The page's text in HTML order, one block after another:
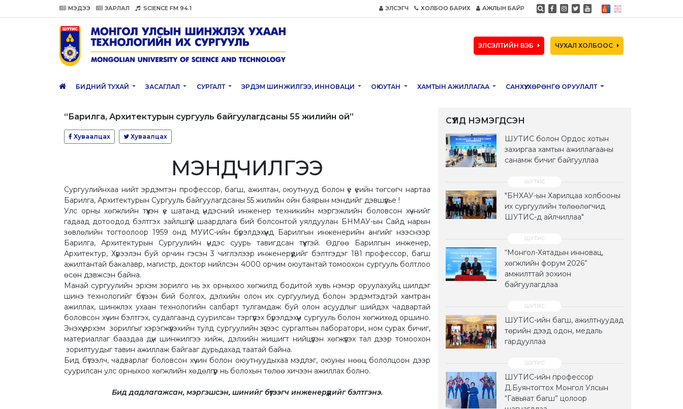
МЭДЭЭ ЗАРЛАЛ SCIENCE FM 94.1 ЭЛСЭГЧ ХОЛБОО БАРИХ АЖЛЫН БАЙР
ЭЛСЭЛТИЙН ВЭБ ЧУХАЛ ХОЛБООС
БИДНИЙ ТУХАЙ ЗАСАГЛАЛ СУРГАЛТ ЭРДЭМ ШИНЖИЛГЭЭ, ИННОВАЦИ ОЮУТАН ХАМТЫН АЖИЛЛАГАА САНХҮҮ, ХӨРӨНГӨ ОРУУЛАЛТ
“Барилга, Архитектурын сургууль байгуулагдсаны 55 жилийн ой”
Хуваалцах Хуваалцах
МЭНДЧИЛГЭЭ
Сургуулийнхаа нийт эрдэмтэн профессор, багш, ажилтан, оюутнууд болон үе үеийн төгсөгч нартаа
Барилга, Архитектурын Сургууль байгуулагдсаны 55 жилийн ойн баярын мэндийг дэвшүүлье !
Улс орны хөгжлийн түүхэн үе шатанд үндэсний инженер техникийн мэргэжлийн боловсон хүчнийг
гадаад дотоодод бэлтгэх зайлшгүй шаардлага бий болсонтой уялдуулан БНМАУ-ын Сайд нарын
зөвлөлийн тогтоолоор 1959 онд МУИС-ийн бүрэлдэхүүнд Барилгын инженерийн ангийг нээснээр
Барилга, Архитектурын Сургуулийн үндэс суурь тавигдсан түүхтэй. Өдгөө Барилгын инженер,
Архитектур, Хүрээлэн буй орчин гэсэн 3 чиглэлээр инженерүүдийг бэлтгэдэг 181 профессор, багш
ажилтантай бакалавр, магистр, доктор нийлсэн 4000 орчим оюутантай томоохон сургууль болтлоо
өсөн дэвжсэн байна.
Манай сургуулийн эрхэм зорилго нь эх орныхоо хөгжилд бодитой хувь нэмэр оруулахуйц шилдэг
шинэ технологийг бүтээн бий болгох, дэлхийн олон их сургуулиуд болон эрдэмтэдтэй хамтран
ажиллах, шинжлэх ухаан технологийн салбарт тулгамдаж буй олон асуудлыг шийдэх чадвартай
боловсон хүчин бэлтгэх, судалгаанд суурилсан тэргүүлэх бүрэлдэхүүн сургууль болон хөгжихөд оршино.
Энэхүү эрхэм зорилгыг хэрэгжүүлэхийн тулд сургуулийн зүгээс сургалтын лаборатори, ном сурах бичиг,
материаллаг бааздаа дүн шинжилгээ хийж, дэлхийн жишигт нийцүүлэн хөгжүүлэх тал дээр томоохон
зорилтуудыг тавин ажиллаж байгааг дурьдахад таатай байна.
Бид бүтээлч, чадварлаг боловсон хүчин болон оюутнуудыхаа мэдлэг, оюуны нөөц бололцоон дээр
суурилсан улс орныхоо хөгжлийн хөдөлгүүр нь болохын төлөө хичээн ажиллах болно.
Бид дадлагажсан, мэргэшсэн, шинийг бүтээгч инженерүүдийг бэлтгэнэ.
СҮҮЛД НЭМЭГДСЭН
ШУТИС болон Ордос хотын
захиргаа хамтын ажиллагааны
санамж бичиг байгууллаа
"БНХАУ-ын Харилцаа холбооны
их сургуулийн төлөөлөгчид
ШУТИС-д айлчиллаа"
“Монгол-Хятадын инновац,
хөгжлийн форум 2026”
амжилттай зохион
байгуулагдлаа
ШУТИС-ийн багш, ажилтнуудад
төрийн дээд одон, медаль
гардууллаа
ШУТИС-ийн профессор
Д.Буянтогтох Монгол Улсын
“Гавьяат багш” цолоор